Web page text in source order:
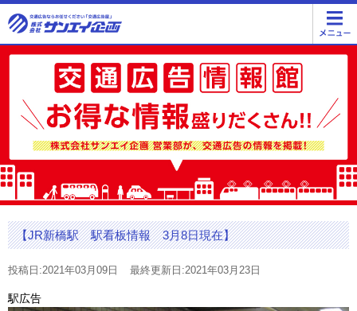
【JR新橋駅 駅看板情報 3月8日現在】
投稿日:2021年03月09日 最終更新日:2021年03月23日
駅広告